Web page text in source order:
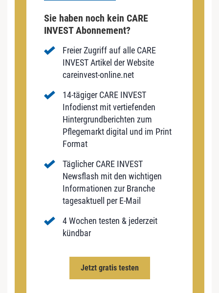
Sie haben noch kein CARE
INVEST Abonnement?
Freier Zugriff auf alle CARE
INVEST Artikel der Website
careinvest-online.net
14-tägiger CARE INVEST
Infodienst mit vertiefenden
Hintergrundberichten zum
Pflegemarkt digital und im Print
Format
Täglicher CARE INVEST
Newsflash mit den wichtigen
Informationen zur Branche
tagesaktuell per E-Mail
4 Wochen testen & jederzeit
kündbar
Jetzt gratis testen